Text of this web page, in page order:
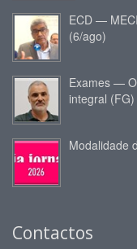
ECD —
(6/ago)
Exames —
integral (FG)
Modalidade
Contactos